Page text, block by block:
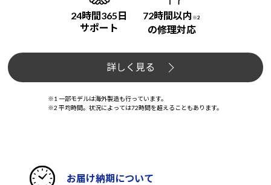
24時間365日
サポート
72時間以内 ※2
の修理対応
詳しく見る
※1 一部モデルは海外製造も行っています。
※2 平均時間。状況によっては72時間を超えることもあります。
お届け納期について